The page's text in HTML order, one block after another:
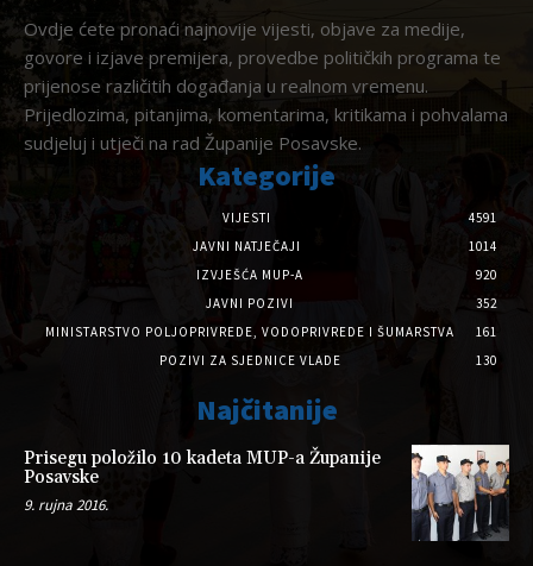
Ovdje ćete pronaći najnovije vijesti, objave za medije,
govore i izjave premijera, provedbe političkih programa te
prijenose različitih događanja u realnom vremenu.
Prijedlozima, pitanjima, komentarima, kritikama i pohvalama
sudjeluj i utječi na rad Županije Posavske.
Kategorije
VIJESTI
4591
JAVNI NATJEČAJI
1014
IZVJEŠĆA MUP-A
920
JAVNI POZIVI
352
MINISTARSTVO POLJOPRIVREDE, VODOPRIVREDE I ŠUMARSTVA
161
POZIVI ZA SJEDNICE VLADE
130
Najčitanije
Prisegu položilo 10 kadeta MUP-a Županije
Posavske
9. rujna 2016.